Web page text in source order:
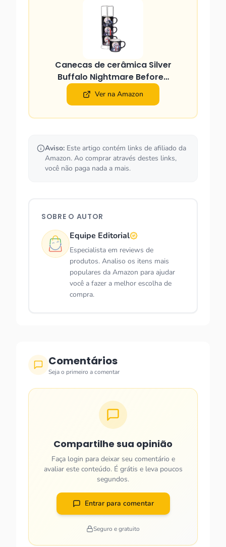
Canecas de cerâmica Silver
Buffalo Nightmare Before…
Ver na Amazon
Aviso: Este artigo contém links de afiliado da
Amazon. Ao comprar através destes links,
você não paga nada a mais.
SOBRE O AUTOR
Equipe Editorial
Especialista em reviews de
produtos. Analiso os itens mais
populares da Amazon para ajudar
você a fazer a melhor escolha de
compra.
Comentários
Seja o primeiro a comentar
Compartilhe sua opinião
Faça login para deixar seu comentário e
avaliar este conteúdo. É grátis e leva poucos
segundos.
Entrar para comentar
Seguro e gratuito